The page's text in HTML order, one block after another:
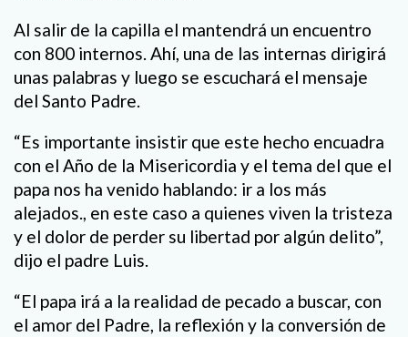
Al salir de la capilla el mantendrá un encuentro
con 800 internos. Ahí, una de las internas dirigirá
unas palabras y luego se escuchará el mensaje
del Santo Padre.
“Es importante insistir que este hecho encuadra
con el Año de la Misericordia y el tema del que el
papa nos ha venido hablando: ir a los más
alejados., en este caso a quienes viven la tristeza
y el dolor de perder su libertad por algún delito”,
dijo el padre Luis.
“El papa irá a la realidad de pecado a buscar, con
el amor del Padre, la reflexión y la conversión de